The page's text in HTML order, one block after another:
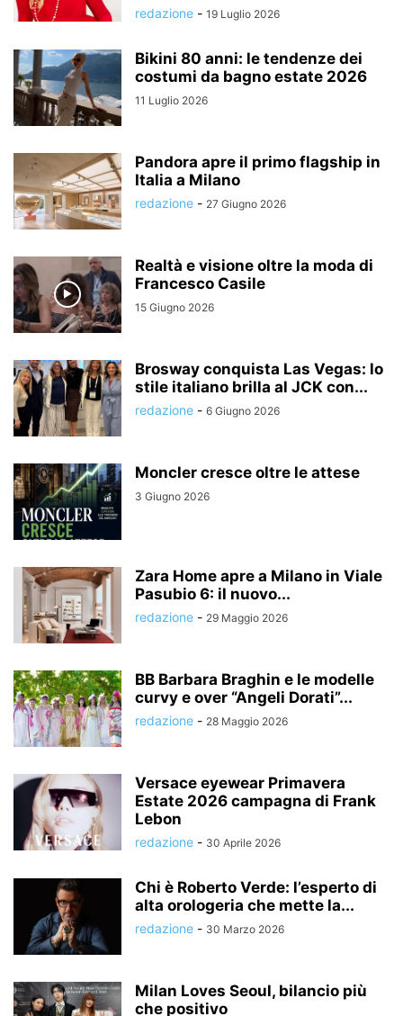
redazione - 19 Luglio 2026
Bikini 80 anni: le tendenze dei
costumi da bagno estate 2026
11 Luglio 2026
Pandora apre il primo flagship in
Italia a Milano
redazione - 27 Giugno 2026
Realtà e visione oltre la moda di
Francesco Casile
15 Giugno 2026
Brosway conquista Las Vegas: lo
stile italiano brilla al JCK con...
redazione - 6 Giugno 2026
Moncler cresce oltre le attese
3 Giugno 2026
Zara Home apre a Milano in Viale
Pasubio 6: il nuovo...
redazione - 29 Maggio 2026
BB Barbara Braghin e le modelle
curvy e over “Angeli Dorati”...
redazione - 28 Maggio 2026
Versace eyewear Primavera
Estate 2026 campagna di Frank
Lebon
redazione - 30 Aprile 2026
Chi è Roberto Verde: l’esperto di
alta orologeria che mette la...
redazione - 30 Marzo 2026
Milan Loves Seoul, bilancio più
che positivo